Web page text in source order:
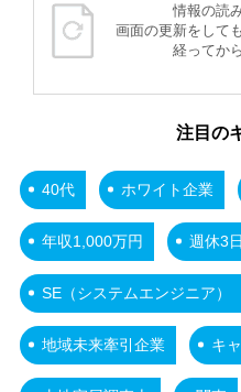
情報の読
画面の更新をして
経ってか
注目の
40代 ホワイト企業
年収1,000万円 週休3日
SE（システムエンジニア）
地域未来牽引企業 キ